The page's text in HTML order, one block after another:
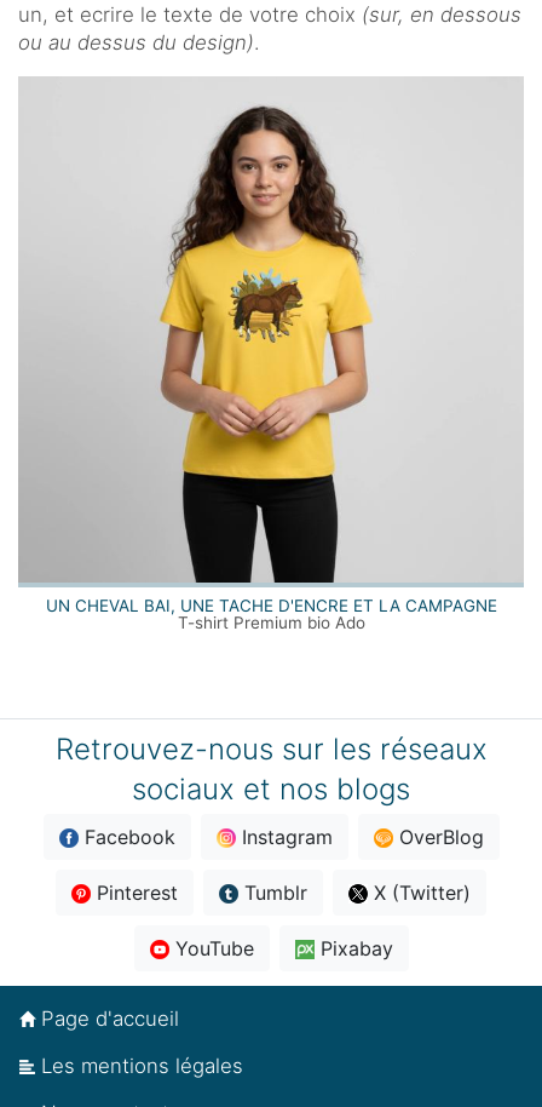
un, et ecrire le texte de votre choix (sur, en dessous
ou au dessus du design).
UN CHEVAL BAI, UNE TACHE D'ENCRE ET LA CAMPAGNE
T-shirt Premium bio Ado
Retrouvez-nous sur les réseaux
sociaux et nos blogs
Facebook Instagram OverBlog
Pinterest Tumblr X (Twitter)
YouTube Pixabay
Page d'accueil
Les mentions légales